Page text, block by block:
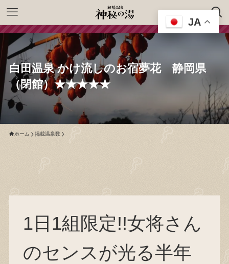
白田温泉 かけ流しのお宿夢花 静岡県
（閉館）★★★★★
ホーム 掲載温泉数
1日1組限定!!女将さん
のセンスが光る半年
JA